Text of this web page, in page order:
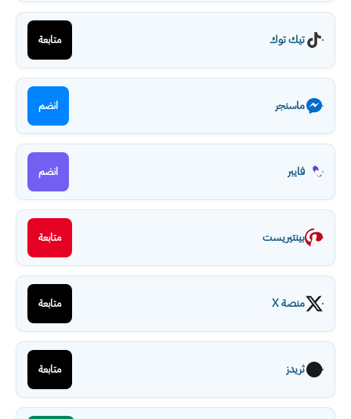
تيك توك متابعة
ماسنجر انضم
فايبر انضم
بينتيريست متابعة
منصة X متابعة
ثريدز متابعة